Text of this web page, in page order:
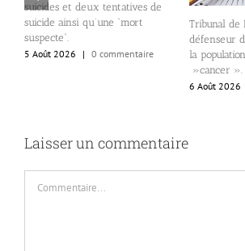
suicides et deux tentatives de
suicide ainsi qu’une “mort
suspecte”.
5 Août 2026
| 0 commentaire
Tribunal de
défenseur
la
»cancer ».
6 Août 2026
Laisser un commentaire